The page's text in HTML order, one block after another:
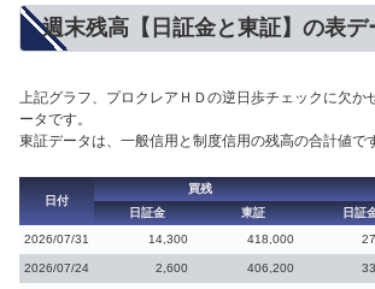
週末残高【日証金と東証】の表デ
上記グラフ、プロクレアＨＤの逆日歩チェックに欠か
ータです。
東証データは、一般信用と制度信用の残高の合計値で
日付
買残
日証金
東証 日証
2026/07/31
14,300 418,000
2026/07/24 2,600 406,200